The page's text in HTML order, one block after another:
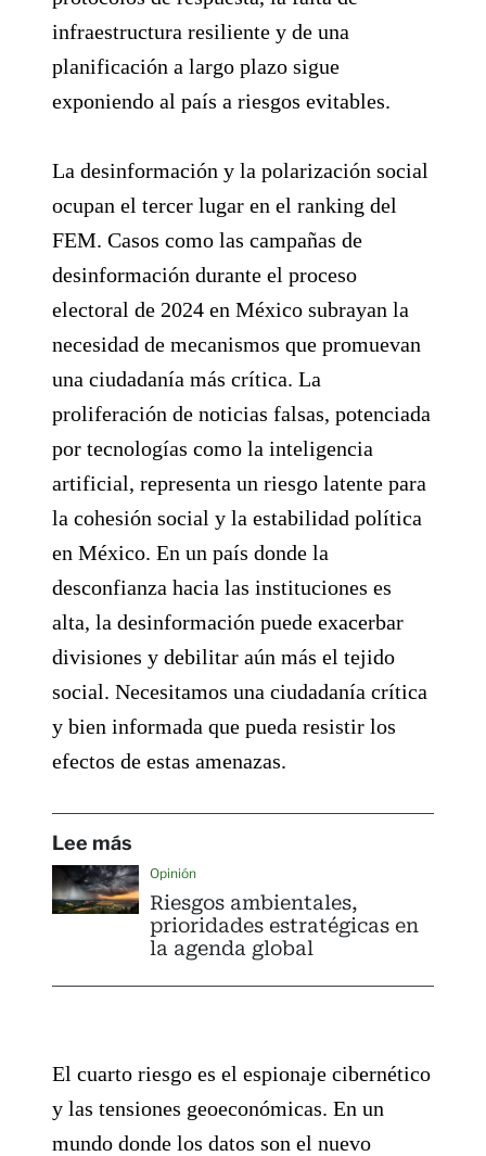
infraestructura resiliente y de una
planificación a largo plazo sigue
exponiendo al país a riesgos evitables.
La desinformación y la polarización social
ocupan el tercer lugar en el ranking del
FEM. Casos como las campañas de
desinformación durante el proceso
electoral de 2024 en México subrayan la
necesidad de mecanismos que promuevan
una ciudadanía más crítica. La
proliferación de noticias falsas, potenciada
por tecnologías como la inteligencia
artificial, representa un riesgo latente para
la cohesión social y la estabilidad política
en México. En un país donde la
desconfianza hacia las instituciones es
alta, la desinformación puede exacerbar
divisiones y debilitar aún más el tejido
social. Necesitamos una ciudadanía crítica
y bien informada que pueda resistir los
efectos de estas amenazas.
Lee más
Opinión
Riesgos ambientales,
prioridades estratégicas en
la agenda global
El cuarto riesgo es el espionaje cibernético
y las tensiones geoeconómicas. En un
mundo donde los datos son el nuevo